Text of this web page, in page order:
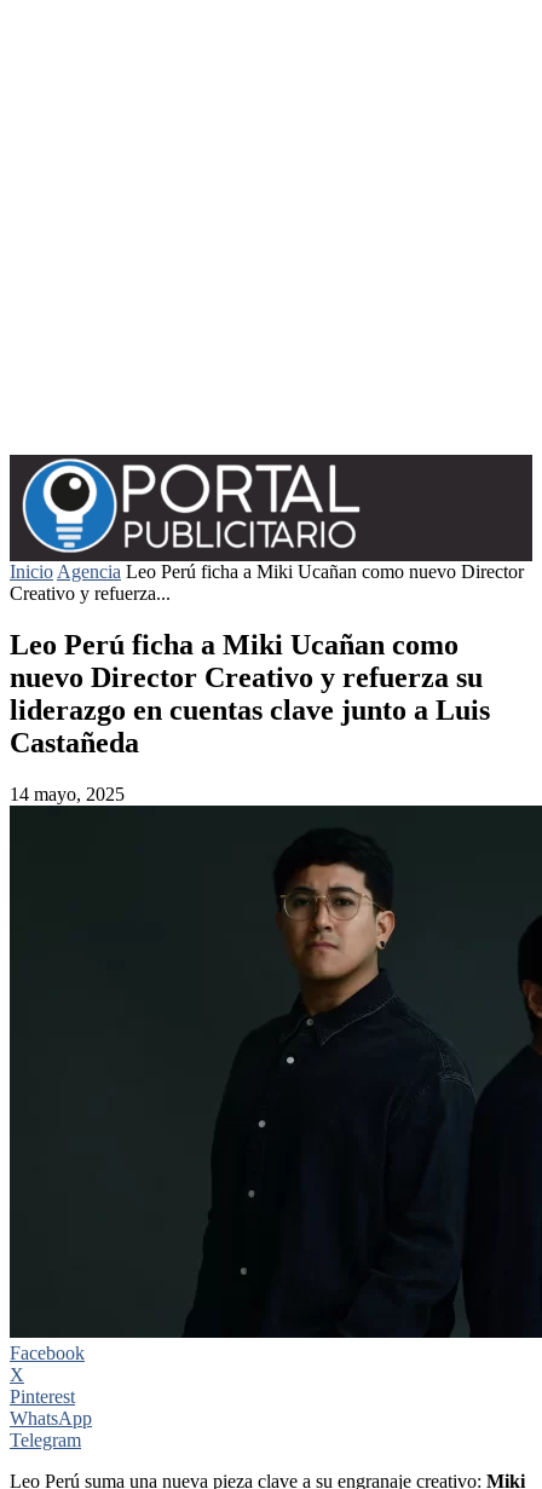
Inicio Agencia Leo Perú ficha a Miki Ucañan como nuevo Director
Creativo y refuerza...
Leo Perú ficha a Miki Ucañan como
nuevo Director Creativo y refuerza su
liderazgo en cuentas clave junto a Luis
Castañeda
14 mayo, 2025
Facebook
X
Pinterest
WhatsApp
Telegram
Leo Perú suma una nueva pieza clave a su engranaje creativo: Miki